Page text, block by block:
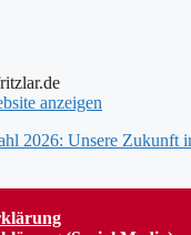
anzeigen
2026: Unsere Zukunft